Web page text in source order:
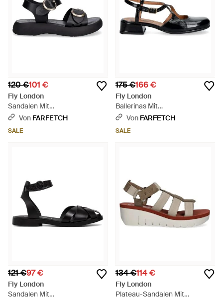
120 €101 €
Fly London
Sandalen Mit
Schnallenverschluss - Schwarz
Von FARFETCH
SALE
175 €166 €
Fly London
Ballerinas Mit
Schnallenverschluss - Weiß
Von FARFETCH
SALE
121 €97 €
Fly London
Sandalen Mit
134 €114 €
Fly London
Plateau-Sandalen Mit